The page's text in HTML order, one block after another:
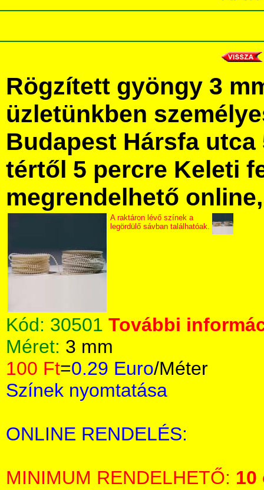
Rögzített gyöngy 3
üzletünkben
Budapest Hársfa utca
tértől 5 percre Keleti
megrendelhető
A raktáron lévő színek a
legördülő sávban találhatóak.
Kód: 30501 További
Méret: 3 mm
100 Ft=0.29 Euro/Méter
Színek nyomtatása
ONLINE RENDELÉS:
MINIMUM RENDELHETŐ: 10